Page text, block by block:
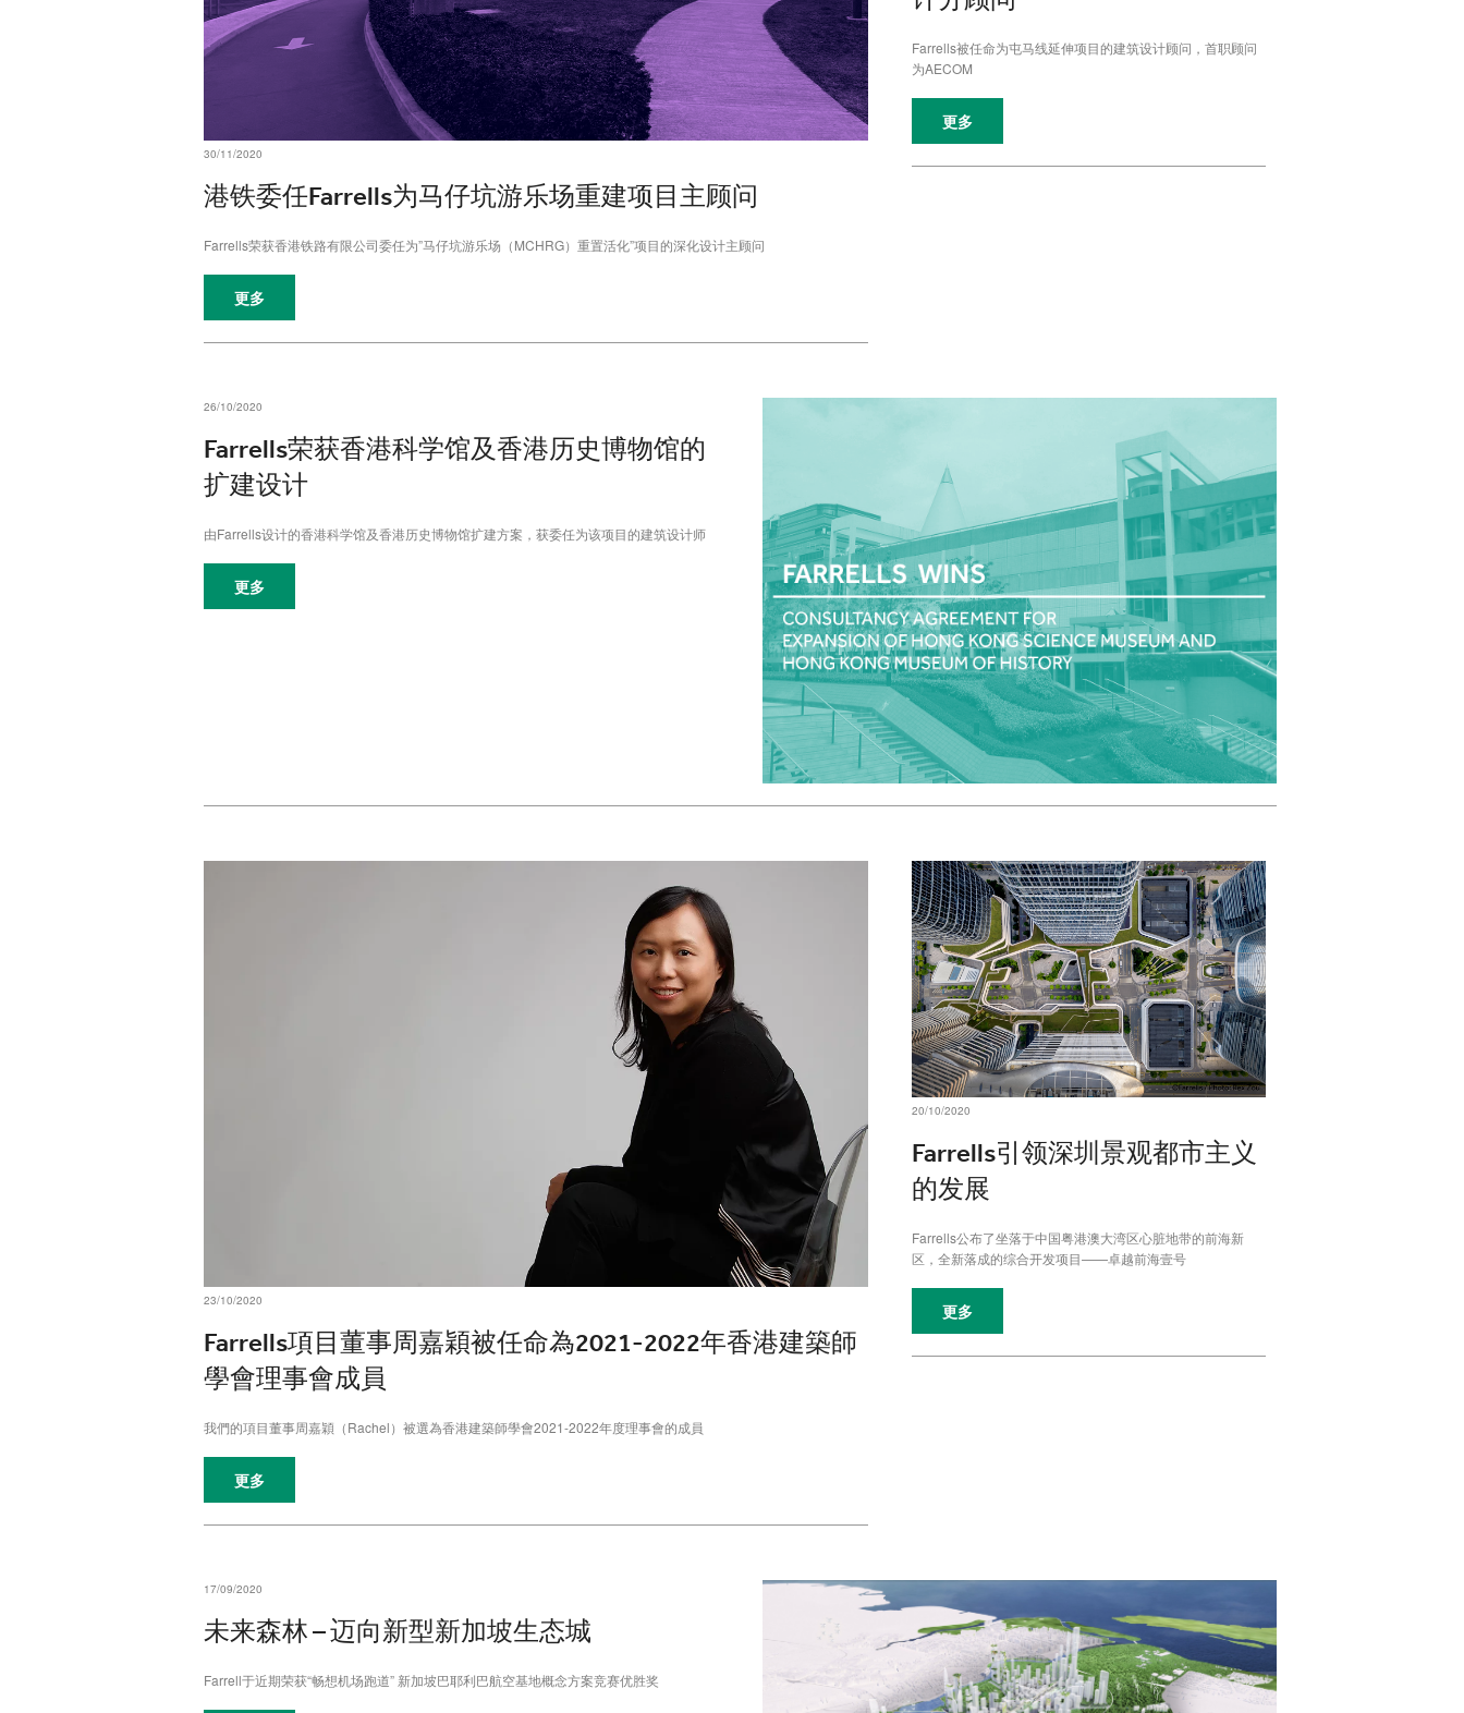
30/11/2020
港铁委任Farrells为马仔坑游乐场重建项目主顾问
Farrells荣获香港铁路有限公司委任为”马仔坑游乐场（MCHRG）重置活化”项目的深化设计主顾问
更多
Farrells被任命为屯马线延伸项目的建筑设计顾问，首职顾问
为AECOM
更多
26/10/2020
Farrells荣获香港科学馆及香港历史博物馆的
扩建设计
由Farrells设计的香港科学馆及香港历史博物馆扩建方案，获委任为该项目的建筑设计师
更多
23/10/2020
Farrells項目董事周嘉穎被任命為2021-2022年香港建築師
學會理事會成員
我們的項目董事周嘉穎（Rachel）被選為香港建築師學會2021-2022年度理事會的成員
更多
20/10/2020
Farrells引领深圳景观都市主义
的发展
Farrells公布了坐落于中国粤港澳大湾区心脏地带的前海新
区，全新落成的综合开发项目——卓越前海壹号
更多
17/09/2020
未来森林 – 迈向新型新加坡生态城
Farrell于近期荣获“畅想机场跑道” 新加坡巴耶利巴航空基地概念方案竞赛优胜奖